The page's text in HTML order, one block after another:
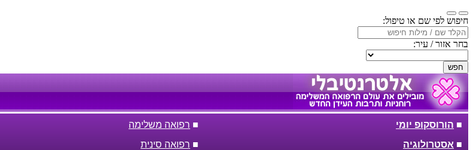
חיפוש לפי שם או טיפול:
בחר אזור / עיר:
חפש
■ הורוסקופ יומי ■ רפואה משלימה
■ אסטרולוגיה ■ רפואה סינית